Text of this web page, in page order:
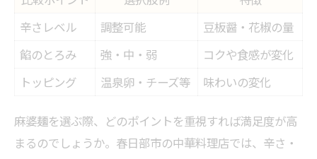
辛さレベル
調整可能
豆板醤・花椒の量
餡のとろみ
強・中・弱
コクや食感が変化
トッピング
温泉卵・チーズ等 味わいの変化
麻婆麺を選ぶ際、どのポイントを重視すれば満足度が高
まるのでしょうか。春日部市の中華料理店では、辛さ・